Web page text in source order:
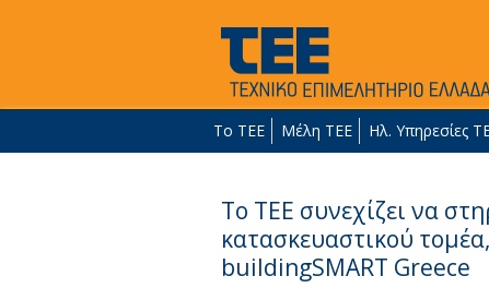
Το ΤΕΕ Μέλη ΤΕΕ Ηλ. Υπηρεσίες
Το ΤΕΕ συνεχίζει να
κατασκευαστικού
buildingSMART Greece